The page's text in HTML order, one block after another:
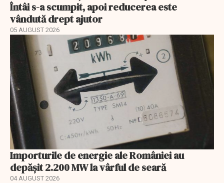
Întâi s-a scumpit, apoi reducerea este
vândută drept ajutor
05 AUGUST 2026
Importurile de energie ale României au
depășit 2.200 MW la vârful de seară
04 AUGUST 2026